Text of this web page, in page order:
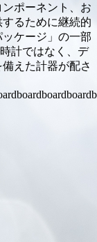
ポーネント、お
るために継続的
ケージ」の一部
計ではなく、デ
えた計器が配さ